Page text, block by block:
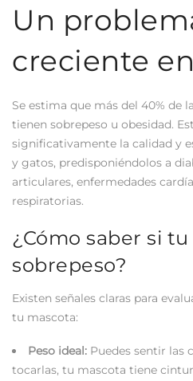
Un
creciente
Se estima que más del 40% de
tienen sobrepeso u obesidad.
significativamente la calidad y
y gatos, predisponiéndolos a
articulares, enfermedades
respiratorias.
¿Cómo saber si
sobrepeso?
Existen señales claras para
tu mascota:
Peso ideal: Puedes sentir las
tocarlas, tu mascota tiene